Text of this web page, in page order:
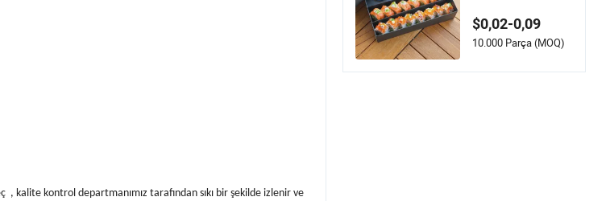
kalite kontrol departmanımız tarafından sıkı bir şekilde izlenir ve
utuları Soslu Kap
$0,02-0,09
10.000 Parça (MOQ)